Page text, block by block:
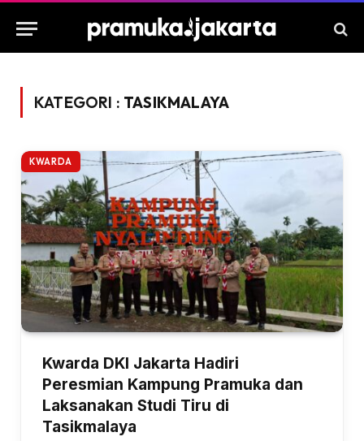
KATEGORI : TASIKMALAYA
KWARDA
Kwarda DKI Jakarta Hadiri
Peresmian Kampung Pramuka dan
Laksanakan Studi Tiru di
Tasikmalaya